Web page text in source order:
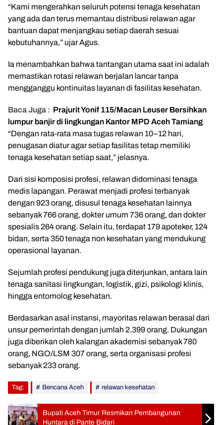
“Kami mengerahkan seluruh potensi tenaga kesehatan
yang ada dan terus memantau distribusi relawan agar
bantuan dapat menjangkau setiap daerah sesuai
kebutuhannya,” ujar Agus.
Ia menambahkan bahwa tantangan utama saat ini adalah
memastikan rotasi relawan berjalan lancar tanpa
mengganggu kontinuitas layanan di fasilitas kesehatan.
Baca Juga : Prajurit Yonif 115/Macan Leuser Bersihkan
lumpur banjir di lingkungan Kantor MPD Aceh Tamiang
“Dengan rata-rata masa tugas relawan 10–12 hari,
penugasan diatur agar setiap fasilitas tetap memiliki
tenaga kesehatan setiap saat,” jelasnya.
Dari sisi komposisi profesi, relawan didominasi tenaga
medis lapangan. Perawat menjadi profesi terbanyak
dengan 923 orang, disusul tenaga kesehatan lainnya
sebanyak 766 orang, dokter umum 736 orang, dan dokter
spesialis 264 orang. Selain itu, terdapat 179 apoteker, 124
bidan, serta 350 tenaga non kesehatan yang mendukung
operasional layanan.
Sejumlah profesi pendukung juga diterjunkan, antara lain
tenaga sanitasi lingkungan, logistik, gizi, psikologi klinis,
hingga entomolog kesehatan.
Berdasarkan asal instansi, mayoritas relawan berasal dari
unsur pemerintah dengan jumlah 2.399 orang. Dukungan
juga diberikan oleh kalangan akademisi sebanyak 780
orang, NGO/LSM 307 orang, serta organisasi profesi
sebanyak 233 orang.
Tag: Bencana Aceh relawan kesehatan
Bupati Aceh Timur Resmikan Pembangunan
Huntara di Pante Bidari